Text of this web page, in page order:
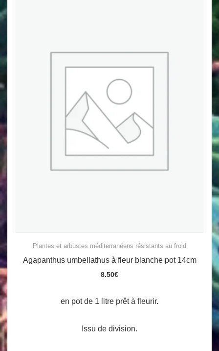
Plantes et arbustes méditerranéens résistants au froid
Agapanthus umbellathus à fleur blanche pot 14cm
8.50€
en pot de 1 litre prêt à fleurir.
Issu de division.